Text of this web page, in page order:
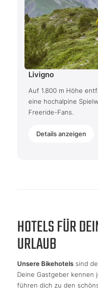
Livigno
Auf 1.800 m Höhe
eine hochalpine
Freeride-Fans.
Details anzeigen
HOTELS FÜR
URLAUB
Unsere Bikehotels sind
Deine Gastgeber kennen
führen dich zu den